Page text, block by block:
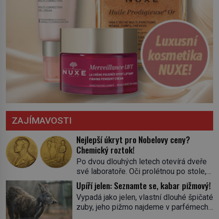
ZAJÍMAVOSTI
Nejlepší úkryt pro Nobelovy ceny?
Chemický roztok!
Po dvou dlouhých letech otevírá dveře
své laboratoře. Oči prolétnou po stole,
aby pak ulpěly na regálu, kde se nachází
všemožné látky. Hledá žluto-oranžovou
tekutinu, jakmile ji zahlédne, nesmírně
se mu uleví. Teď může svůj plán
Upíří jelen: Seznamte se, kabar pižmový!
Vypadá jako jelen, vlastní dlouhé špičaté
zuby, jeho pižmo najdeme v parfémech